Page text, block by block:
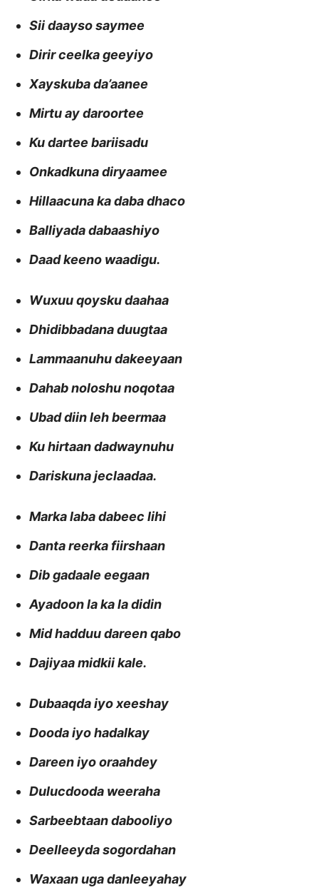
Sii daayso saymee
Dirir ceelka geeyiyo
Xayskuba da’aanee
Mirtu ay daroortee
Ku dartee bariisadu
Onkadkuna diryaamee
Hillaacuna ka daba dhaco
Balliyada dabaashiyo
Daad keeno waadigu.
Wuxuu qoysku daahaa
Dhidibbadana duugtaa
Lammaanuhu dakeeyaan
Dahab noloshu noqotaa
Ubad diin leh beermaa
Ku hirtaan dadwaynuhu
Dariskuna jeclaadaa.
Marka laba dabeec lihi
Danta reerka fiirshaan
Dib gadaale eegaan
Ayadoon la ka la didin
Mid hadduu dareen qabo
Dajiyaa midkii kale.
Dubaaqda iyo xeeshay
Dooda iyo hadalkay
Dareen iyo oraahdey
Dulucdooda weeraha
Sarbeebtaan dabooliyo
Deelleeyda sogordahan
Waxaan uga danleeyahay